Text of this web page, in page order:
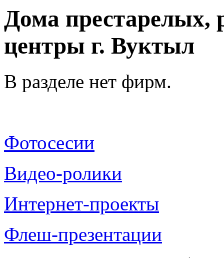
Дома престарелых,
центры г. Вуктыл
В разделе нет фирм.
Фотосесии
Видео-ролики
Интернет-проекты
Флеш-презентации